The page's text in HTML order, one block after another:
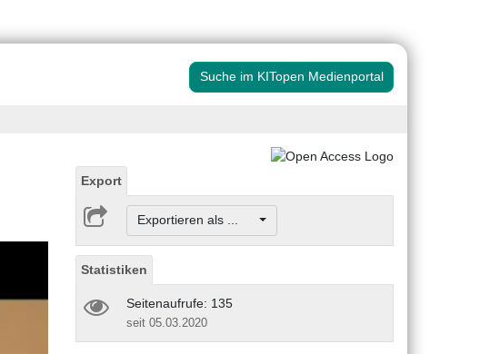
Suche im KITopen Medienportal
Export
Exportieren als ...
Statistiken
Seitenaufrufe: 135
seit 05.03.2020